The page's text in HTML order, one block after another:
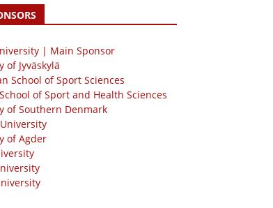
| Main Sponsor
of Jyväskylä
School of Sport Sciences
of Sport and Health Sciences
of Southern Denmark
of Agder